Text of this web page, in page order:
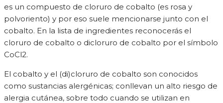
es un compuesto de cloruro de cobalto (es rosa y
polvoriento) y por eso suele mencionarse junto con el
cobalto. En la lista de ingredientes reconocerás el
cloruro de cobalto o dicloruro de cobalto por el símbolo
CoCl2.
El cobalto y el (di)cloruro de cobalto son conocidos
como sustancias alergénicas; conllevan un alto riesgo de
alergia cutánea, sobre todo cuando se utilizan en